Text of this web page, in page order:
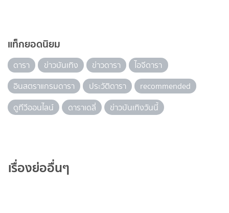
แท็กยอดนิยม
ดารา ข่าวบันเทิง ข่าวดารา
ไอจีดารา
อินสตราแกรมดารา
ประวัติดารา
recommended
ดูทีวีออนไลน์
ดาราเดลี่ ข่าวบันเทิงวันนี้
เรื่องย่ออื่นๆ